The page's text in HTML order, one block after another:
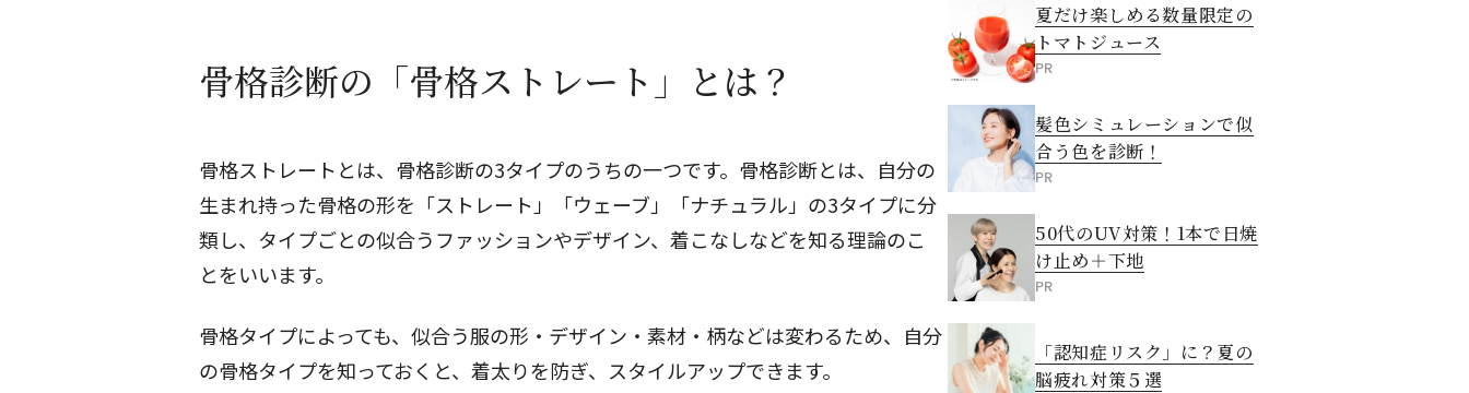
骨格診断の「骨格ストレート」とは？
骨格ストレートとは、骨格診断の3タイプのうちの一つです。 骨格診断とは、自分の
生まれ持った骨格の形を「ストレート」「ウェーブ」「ナチュラル」の3タイプに分
類し、タイプごとの似合うファッションやデザイン、着こなしなどを知る理論のこ
とをいいます。
骨格タイプによっても、似合う服の形・デザイン・素材・柄などは変わるため、自分
の骨格タイプを知っておくと、着太りを防ぎ、スタイルアップできます。
夏だけ楽しめる数量限定の
トマトジュース
PR
髪色シミュレーションで似
合う色を診断！
PR
50代のUV対策！1本で日焼
け止め＋下地
PR
「認知症リスク」に？夏の
脳疲れ対策５選